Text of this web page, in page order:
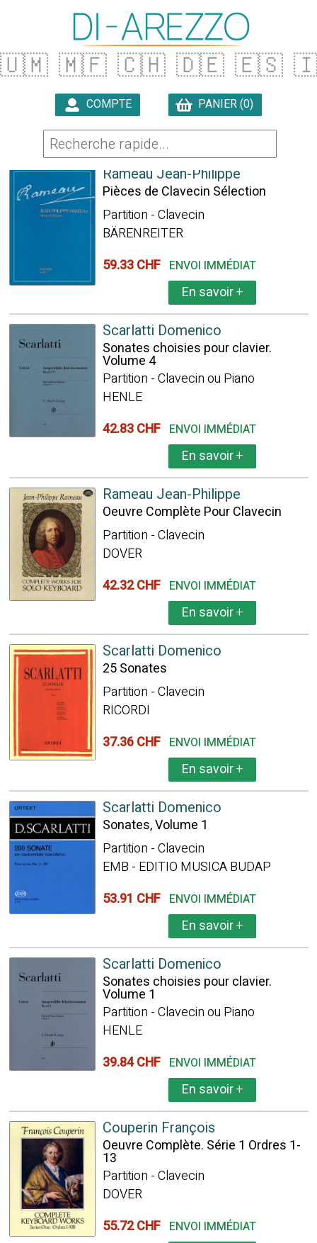
🇺🇲 🇲🇫 🇨🇭 🇩🇪 🇪🇸
COMPTE PANIER (0)
769 ARTICLES TROUVÉS
Rameau Jean-Philippe
Pièces de Clavecin Sélection
Partition - Clavecin
BÄRENREITER
59.33 CHF ENVOI IMMÉDIAT
En savoir+
Scarlatti Domenico
Sonates choisies pour clavier.
Volume 4
Partition - Clavecin ou Piano
HENLE
42.83 CHF ENVOI IMMÉDIAT
En savoir+
Rameau Jean-Philippe
Oeuvre Complète Pour Clavecin
Partition - Clavecin
DOVER
42.32 CHF ENVOI IMMÉDIAT
En savoir+
Scarlatti Domenico
25 Sonates
Partition - Clavecin
RICORDI
37.36 CHF ENVOI IMMÉDIAT
En savoir+
Scarlatti Domenico
Sonates, Volume 1
Partition - Clavecin
EMB - EDITIO MUSICA BUDAP
53.91 CHF ENVOI IMMÉDIAT
En savoir+
Scarlatti Domenico
Sonates choisies pour clavier.
Volume 1
Partition - Clavecin ou Piano
HENLE
39.84 CHF ENVOI IMMÉDIAT
En savoir+
Couperin François
Oeuvre Complète. Série 1 Ordres 1-
13
Partition - Clavecin
DOVER
55.72 CHF ENVOI IMMÉDIAT